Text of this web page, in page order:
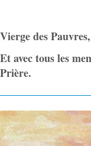
Vierge des
Et avec tous les
Prière.